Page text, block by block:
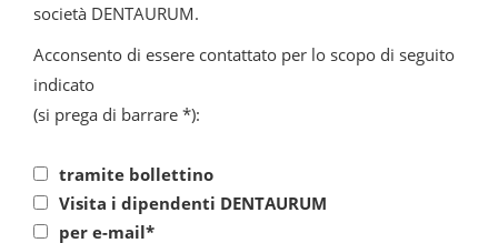
società DENTAURUM.
Acconsento di essere contattato per lo scopo di seguito
indicato
(si prega di barrare *):
tramite bollettino
Visita i dipendenti DENTAURUM
per e-mail*